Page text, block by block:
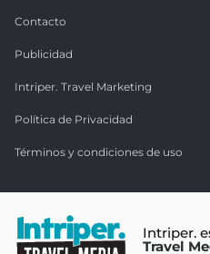
Contacto
Publicidad
Intriper. Travel Marketing
Política de Privacidad
Términos y condiciones de uso
Intriper.
Travel